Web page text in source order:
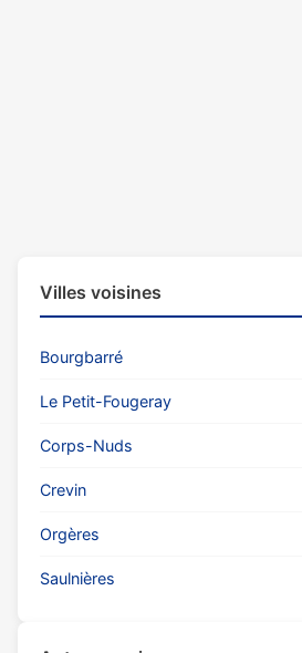
Villes voisines
Bourgbarré
Le Petit-Fougeray
Corps-Nuds
Crevin
Orgères
Saulnières